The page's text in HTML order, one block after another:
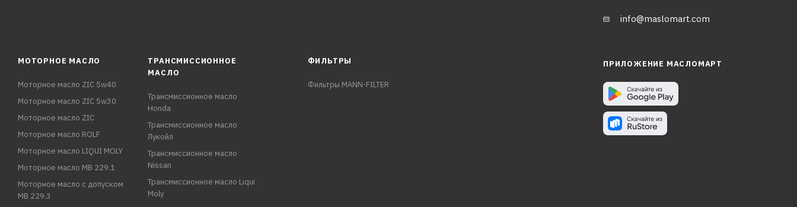
info@maslomart.com
МОТОРНОЕ МАСЛО
Моторное масло ZIC 5w40
Моторное масло ZIC 5w30
Моторное масло ZIC
Моторное масло ROLF
Моторное масло LIQUI MOLY
Моторное масло MB 229.1
Моторное масло с допуском
MB 229.3
ТРАНСМИССИОННОЕ
МАСЛО
Трансмиссионное масло
Honda
Трансмиссионное масло
Лукойл
Трансмиссионное масло
Nissan
Трансмиссионное масло Liqui
Moly
ФИЛЬТРЫ
Фильтры MANN-FILTER
ПРИЛОЖЕНИЕ МАСЛОМАРТ